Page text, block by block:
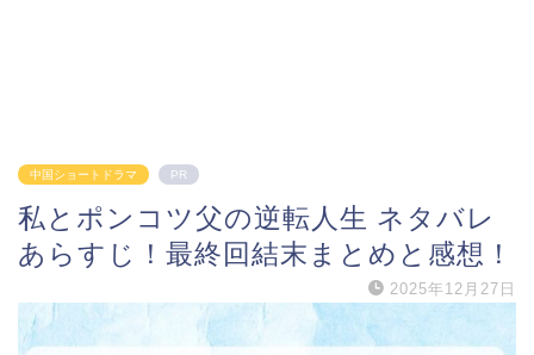
中国ショートドラマ PR
私とポンコツ父の逆転人生 ネタバレ
あらすじ！最終回結末まとめと感想！
2025年12月27日